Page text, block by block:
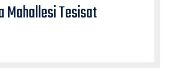
Mahallesi Tesisat